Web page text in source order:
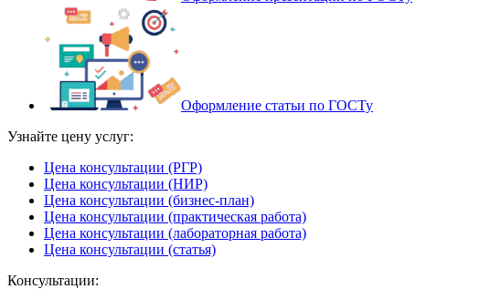
Оформление статьи по ГОСТу
Узнайте цену услуг:
Цена консультации (РГР)
Цена консультации (НИР)
Цена консультации (бизнес-план)
Цена консультации (практическая работа)
Цена консультации (лабораторная работа)
Цена консультации (статья)
Консультации: